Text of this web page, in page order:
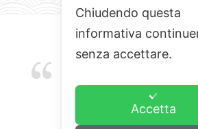
EMOZIONI, COLORI,
L'ALCHIMIA DEL BUON
Chiudendo questa
informativa
senza accettare.
Accetta